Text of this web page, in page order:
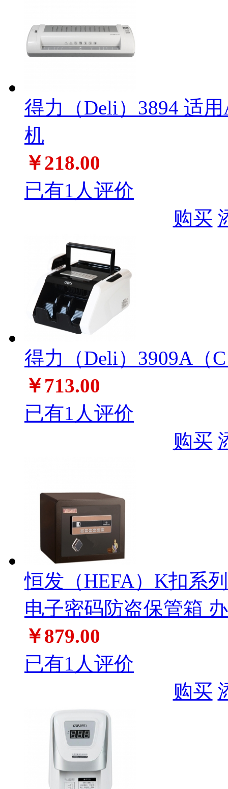
得力（Deli）3894 适
机
￥218.00
已有1人评价
购买
得力（Deli）3909A（
￥713.00
已有1人评价
购买
恒发（HEFA）K扣系
电子密码防盗保管箱
￥879.00
已有1人评价
购买